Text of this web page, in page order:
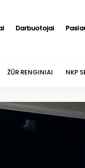
Darbuotojai
ŽŪR RENGINIAI NKP